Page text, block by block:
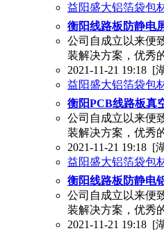
益阳盛大铝箔袋包
衡阳线路板防静电
公司自成立以来便
装解决方案，优秀
2021-11-21 19:18 [
益阳盛大铝箔袋包
衡阳PCB线路板真
公司自成立以来便
装解决方案，优秀
2021-11-21 19:18 [
益阳盛大铝箔袋包
衡阳线路板防静电
公司自成立以来便
装解决方案，优秀
2021-11-21 19:18 [